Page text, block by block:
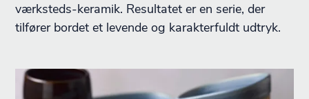
værksteds-keramik. Resultatet er en serie, der
tilfører bordet et levende og karakterfuldt udtryk.